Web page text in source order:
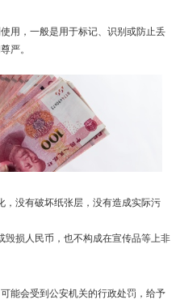
用，一般是用于标记、识别或防止丢
严。
没有破坏纸张层，没有造成实际污
损人民币，也不构成在宣传品等上非
能会受到公安机关的行政处罚，给予